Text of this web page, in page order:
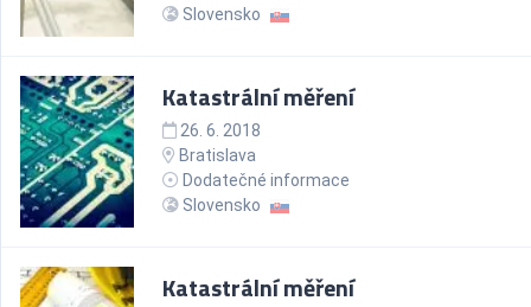
Slovensko
Katastrální měření
26. 6. 2018
Bratislava
Dodatečné informace
Slovensko
Katastrální měření